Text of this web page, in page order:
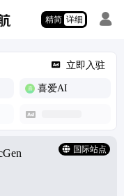
精简 详细
立即入驻
喜爱AI
国际站点